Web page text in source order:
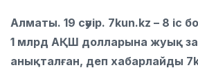
Алматы. 19 сәуір. 7kun.kz – 8
1 млрд АҚШ долларына жуық
анықталған, деп хабарлайды